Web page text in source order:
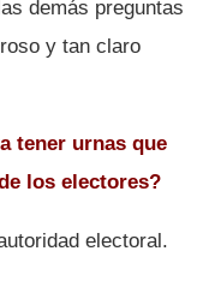
demás preguntas
y tan claro
tener urnas que
los electores?
electoral.